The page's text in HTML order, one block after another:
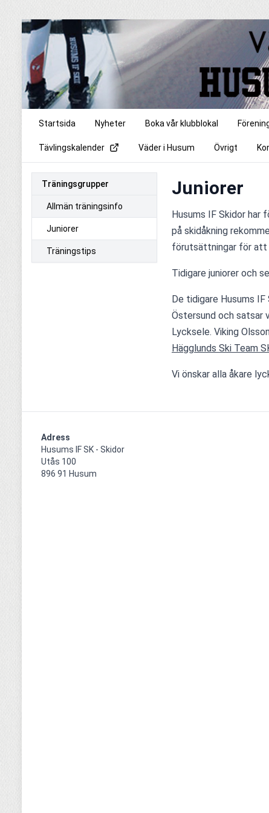
Startsida Nyheter Boka vår klubblokal
Tävlingskalender Väder i Husum Övrigt
Träningsgrupper
Allmän träningsinfo
Juniorer
Träningstips
Juniorer
Husums IF Skidor har
på skidåkning
förutsättningar för att
Tidigare juniorer och
De tidigare Husums
Östersund och satsar
Hägglunds Ski Team
Vi önskar alla åkare
Adress
Husums IF SK - Skidor
Utås 100
896 91 Husum